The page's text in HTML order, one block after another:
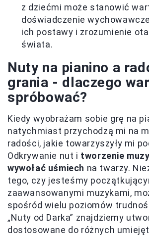
z dziećmi może stanowić
doświadczenie
ich postawy i zrozumienie
świata.
Nuty na pianino a
grania - dlaczego
spróbować?
Kiedy wyobrażam sobie grę na
natychmiast przychodzą mi na
radości, jakie towarzyszyły mi
Odkrywanie nut i tworzenie
wywołać uśmiech na twarzy.
tego, czy jesteśmy
zaawansowanymi muzykami,
spośród wielu poziomów
„Nuty od Darka” znajdziemy
dostosowane do różnych